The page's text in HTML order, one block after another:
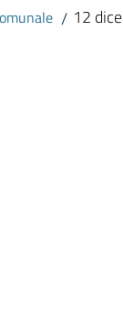
/ 12